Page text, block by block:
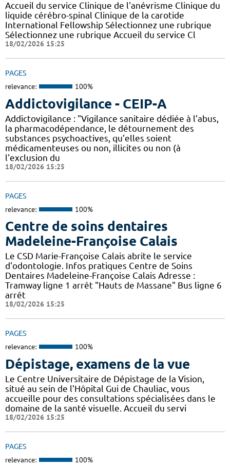
Accueil du service Clinique de l'anévrisme Clinique du
liquide cérébro-spinal Clinique de la carotide
International Fellowship Sélectionnez une rubrique
Sélectionnez une rubrique Accueil du service Cl
18/02/2026 15:25
PAGES
relevance: 100%
Addictovigilance - CEIP-A
Addictovigilance : "Vigilance sanitaire dédiée à l’abus,
la pharmacodépendance, le détournement des
substances psychoactives, qu’elles soient
médicamenteuses ou non, illicites ou non (à
l'exclusion du
18/02/2026 15:25
PAGES
relevance: 100%
Centre de soins dentaires
Madeleine-Françoise Calais
Le CSD Marie-Françoise Calais abrite le service
d'odontologie. Infos pratiques Centre de Soins
Dentaires Madeleine-Françoise Calais Adresse :
Tramway ligne 1 arrêt "Hauts de Massane" Bus ligne 6
arrêt
18/02/2026 15:25
PAGES
relevance: 100%
Dépistage, examens de la vue
Le Centre Universitaire de Dépistage de la Vision,
situé au sein de l’Hôpital Gui de Chauliac, vous
accueille pour des consultations spécialisées dans le
domaine de la santé visuelle. Accueil du servi
18/02/2026 15:25
PAGES
relevance: 100%